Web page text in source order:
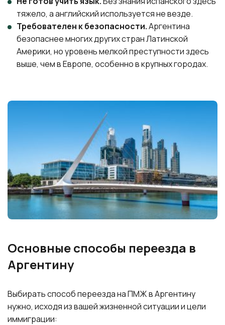
тяжело, а английский используется не везде.
Требователен к безопасности.Аргентина
безопаснее многих других стран Латинской
Америки, но уровень мелкой преступности здесь
выше, чем в Европе, особенно в крупных городах.
Основные способы переезда в
Аргентину
Выбирать способ переезда на ПМЖ в Аргентину
нужно, исходя из вашей жизненной ситуации и цели
иммиграции: